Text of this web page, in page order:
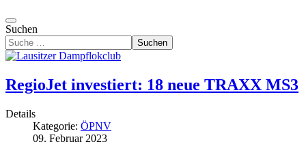
Suchen
Suchen
RegioJet investiert: 18 neue TRAXX MS3
Details
Kategorie: ÖPNV
09. Februar 2023